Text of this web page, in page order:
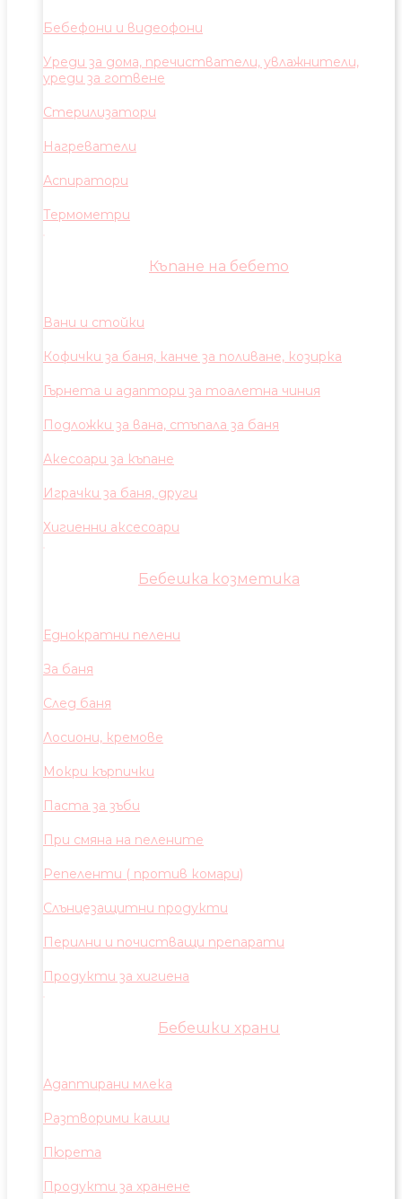
Бебефони и видеофони
Уреди за дома, пречистватели, увлажнители,
уреди за готвене
Стерилизатори
Нагреватели
Аспиратори
Термометри
Къпане на бебето
Вани и стойки
Кофички за баня, канче за поливане, козирка
Гърнета и адаптори за тоалетна чиния
Подложки за вана, стъпала за баня
Акесоари за къпане
Играчки за баня, други
Хигиенни аксесоари
Бебешка козметика
Еднократни пелени
За баня
След баня
Лосиони, кремове
Мокри кърпички
Паста за зъби
При смяна на пелените
Репеленти ( против комари)
Слънцезащитни продукти
Перилни и почистващи препарати
Продукти за хигиена
Бебешки храни
Адаптирани млека
Разтворими каши
Пюрета
Продукти за хранене